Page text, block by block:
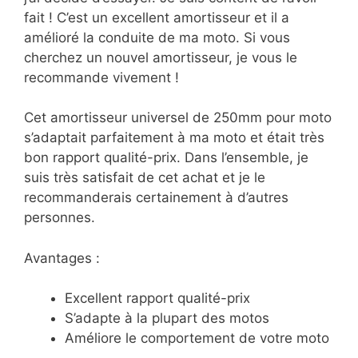
fait ! C’est un excellent amortisseur et il a
amélioré la conduite de ma moto. Si vous
cherchez un nouvel amortisseur, je vous le
recommande vivement !
Cet amortisseur universel de 250mm pour moto
s’adaptait parfaitement à ma moto et était très
bon rapport qualité-prix. Dans l’ensemble, je
suis très satisfait de cet achat et je le
recommanderais certainement à d’autres
personnes.
Avantages :
Excellent rapport qualité-prix
S’adapte à la plupart des motos
Améliore le comportement de votre moto